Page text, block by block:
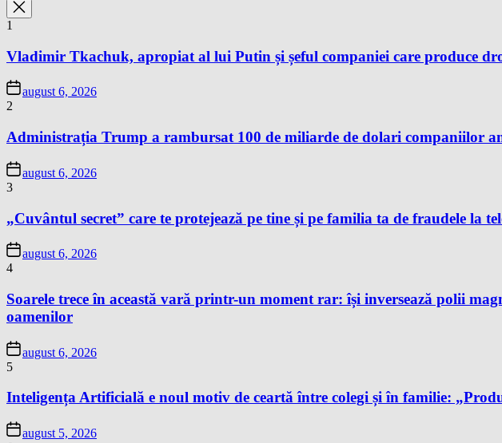
1
Vladimir Tkachuk, apropiat al lui Putin și șeful companiei care produce
august 6, 2026
2
Administrația Trump a rambursat 100 de miliarde de dolari companiilor
august 6, 2026
3
„Cuvântul secret” care te protejează pe tine și pe familia ta de fraudele la
august 6, 2026
4
Soarele trece în această vară printr-un moment rar: își inversează polii
oamenilor
august 6, 2026
5
Inteligența Artificială e noul motiv de ceartă între colegi și în familie:
august 5, 2026